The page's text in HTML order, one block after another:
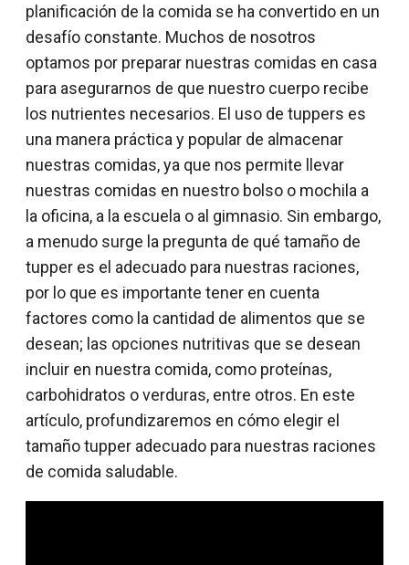
planificación de la comida se ha convertido en un
desafío constante. Muchos de nosotros
optamos por preparar nuestras comidas en casa
para asegurarnos de que nuestro cuerpo recibe
los nutrientes necesarios. El uso de tuppers es
una manera práctica y popular de almacenar
nuestras comidas, ya que nos permite llevar
nuestras comidas en nuestro bolso o mochila a
la oficina, a la escuela o al gimnasio. Sin embargo,
a menudo surge la pregunta de qué tamaño de
tupper es el adecuado para nuestras raciones,
por lo que es importante tener en cuenta
factores como la cantidad de alimentos que se
desean; las opciones nutritivas que se desean
incluir en nuestra comida, como proteínas,
carbohidratos o verduras, entre otros. En este
artículo, profundizaremos en cómo elegir el
tamaño tupper adecuado para nuestras raciones
de comida saludable.